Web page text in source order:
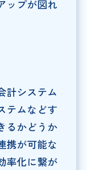
ップが図れ
計システム
テムなどす
るかどうか
携が可能な
率化に繋が